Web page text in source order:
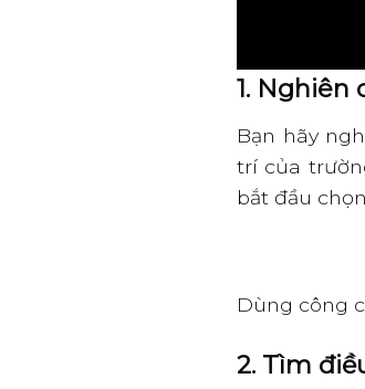
1. Nghiên
Bạn hãy
trí của
bắt đầu
Dùng công
2. Tìm